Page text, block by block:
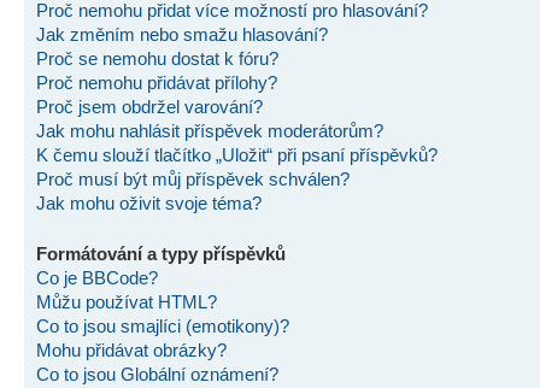
Proč nemohu přidat více možností pro hlasování?
Jak změním nebo smažu hlasování?
Proč se nemohu dostat k fóru?
Proč nemohu přidávat přílohy?
Proč jsem obdržel varování?
Jak mohu nahlásit příspěvek moderátorům?
K čemu slouží tlačítko „Uložit“ při psaní příspěvků?
Proč musí být můj příspěvek schválen?
Jak mohu oživit svoje téma?
Formátování a typy příspěvků
Co je BBCode?
Můžu používat HTML?
Co to jsou smajlíci (emotikony)?
Mohu přidávat obrázky?
Co to jsou Globální oznámení?